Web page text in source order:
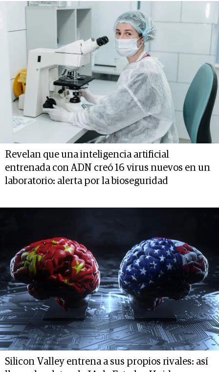
Revelan que una inteligencia artificial
entrenada con ADN creó 16 virus nuevos en un
laboratorio: alerta por la bioseguridad
Silicon Valley entrena a sus propios rivales: así